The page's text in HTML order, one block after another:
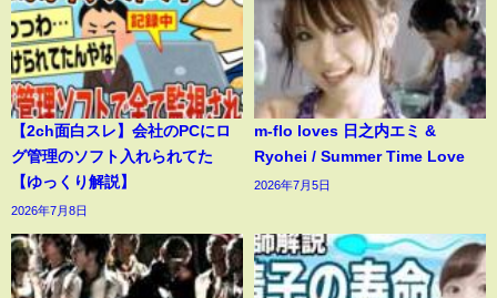
【2ch面白スレ】会社のPCにロ
グ管理のソフト入れられてた
【ゆっくり解説】
2026年7月8日
m-flo loves 日之内エミ &
Ryohei / Summer Time Love
2026年7月5日